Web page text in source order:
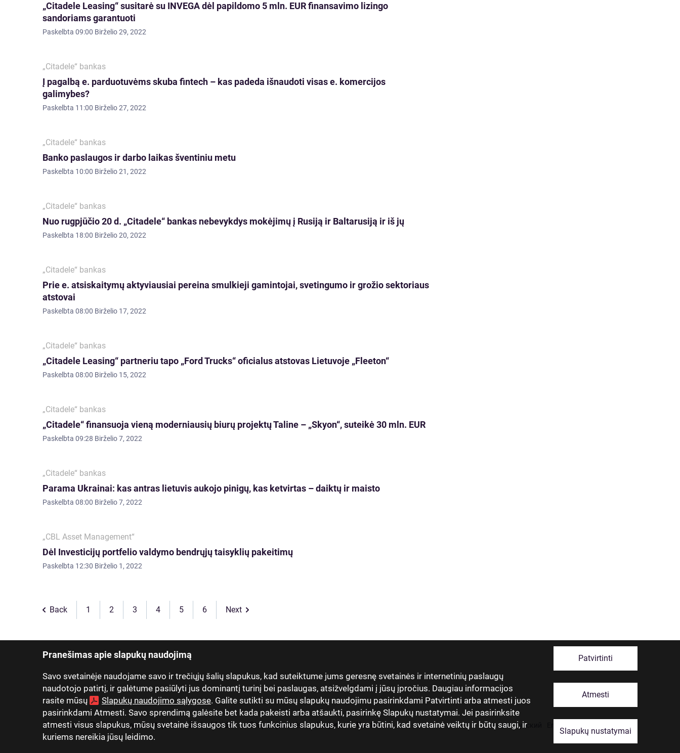
Pranešimas apie slapukų naudojimą
Savo svetainėje naudojame savo ir trečiųjų šalių slapukus, kad suteiktume jums geresnę svetainės ir internetinių paslaugų
naudotojo patirtį, ir galėtume pasiūlyti jus dominantį turinį bei paslaugas, atsižvelgdami į jūsų įpročius. Daugiau informacijos
rasite mūsų
Slapukų naudojimo sąlygose. Galite sutikti su mūsų slapukų naudojimu pasirinkdami Patvirtinti arba atmesti juos
pasirinkdami Atmesti. Savo sprendimą galėsite bet kada pakeisti arba atšaukti, pasirinkę Slapukų nustatymai. Jei pasirinksite
atmesti visus slapukus, mūsų svetainė išsaugos tik tuos funkcinius slapukus, kurie yra būtini, kad svetainė veiktų ir būtų saugi, ir
kuriems nereikia jūsų leidimo.
Patvirtinti
Atmesti
Slapukų nustatymai
„Citadele Leasing“ susitarė su INVEGA dėl papildomo 5 mln. EUR finansavimo lizingo
sandoriams garantuoti
Paskelbta 09:00 Birželio 29, 2022
„Citadele“ bankas
Į pagalbą e. parduotuvėms skuba fintech – kas padeda išnaudoti visas e. komercijos
galimybes?
Paskelbta 11:00 Birželio 27, 2022
„Citadele“ bankas
Banko paslaugos ir darbo laikas šventiniu metu
Paskelbta 10:00 Birželio 21, 2022
„Citadele“ bankas
Nuo rugpjūčio 20 d. „Citadele“ bankas nebevykdys mokėjimų į Rusiją ir Baltarusiją ir iš jų
Paskelbta 18:00 Birželio 20, 2022
„Citadele“ bankas
Prie e. atsiskaitymų aktyviausiai pereina smulkieji gamintojai, svetingumo ir grožio sektoriaus
atstovai
Paskelbta 08:00 Birželio 17, 2022
„Citadele“ bankas
„Citadele Leasing“ partneriu tapo „Ford Trucks“ oficialus atstovas Lietuvoje „Fleeton“
Paskelbta 08:00 Birželio 15, 2022
„Citadele“ bankas
„Citadele“ finansuoja vieną moderniausių biurų projektų Taline ­­­– „Skyon“, suteikė 30 mln. EUR
Paskelbta 09:28 Birželio 7, 2022
„Citadele“ bankas
Parama Ukrainai: kas antras lietuvis aukojo pinigų, kas ketvirtas – daiktų ir maisto
Paskelbta 08:00 Birželio 7, 2022
„CBL Asset Management“
Dėl Investicijų portfelio valdymo bendrųjų taisyklių pakeitimų
Paskelbta 12:30 Birželio 1, 2022
Back 1 2 3 4 5 6 Next
Latviski Русский
Apie mus Ryšiai su investuotojais Žiniasklaidai Grupės įmonės Karjera Kontaktai